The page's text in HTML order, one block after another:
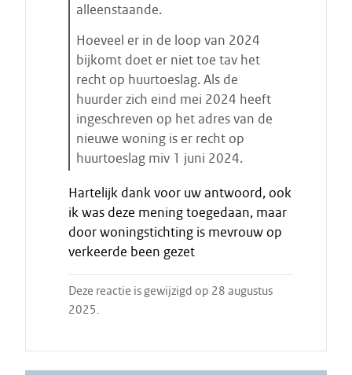
alleenstaande.
Hoeveel er in de loop van 2024
bijkomt doet er niet toe tav het
recht op huurtoeslag. Als de
huurder zich eind mei 2024 heeft
ingeschreven op het adres van de
nieuwe woning is er recht op
huurtoeslag miv 1 juni 2024.
i
n
d
e
c
i
t
Hartelijk dank voor uw antwoord, ook
ik was deze mening toegedaan, maar
door woningstichting is mevrouw op
verkeerde been gezet
Deze reactie is gewijzigd op 28 augustus
2025.